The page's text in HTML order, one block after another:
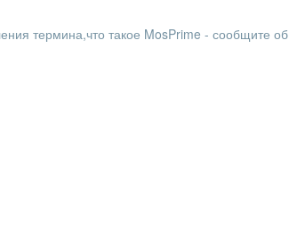
термина,что такое MosPrime - сообщите об